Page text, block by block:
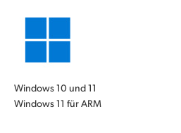
Windows 10 und 11
Windows 11 für ARM